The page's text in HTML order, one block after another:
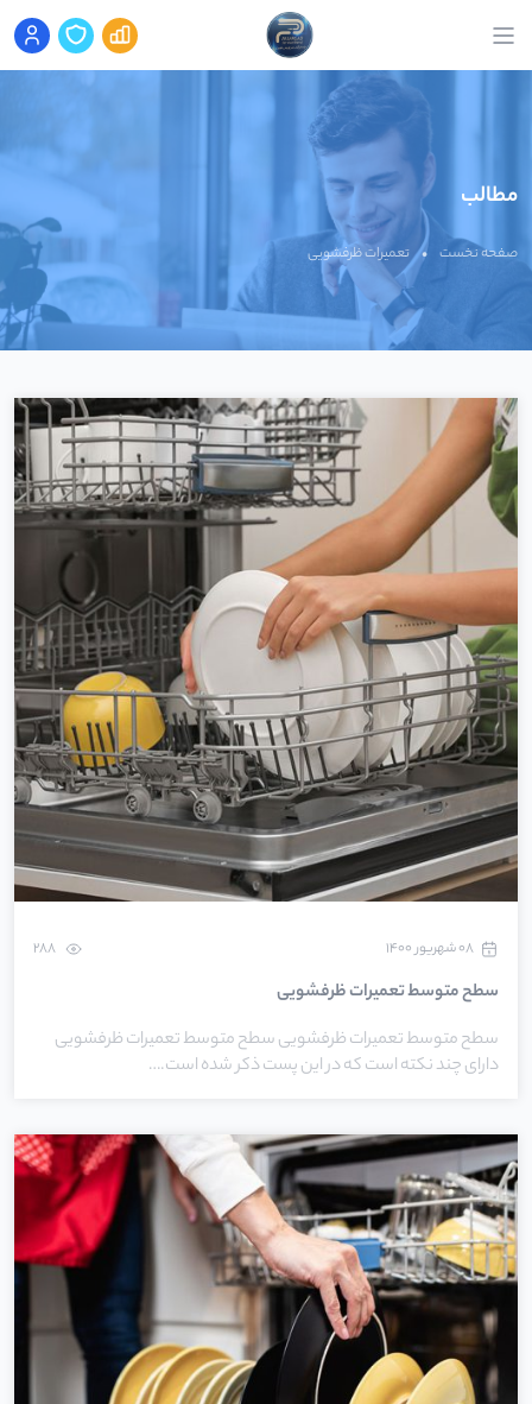
مطالب
صفحه نخست • تعمیرات ظرفشویی
۰۸ شهریور ۱۴۰۰
سطح متوسط تعمیرات ظرفشویی
سطح متوسط تعمیرات ظرفشویی سطح متوسط تعمیرات ظرفشویی
دارای چند نکته است که در این پست ذکر شده است.…